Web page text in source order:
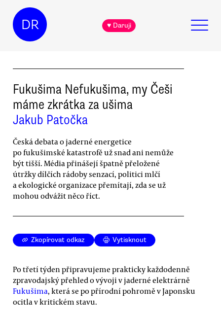
DR ♥ Daruji
Fukušima Nefukušima, my Češi
máme zkrátka za ušima
Jakub Patočka
Česká debata o jaderné energetice
po fukušimské katastrofě už snad ani nemůže
být tišší. Média přinášejí špatně přeložené
útržky dílčích rádoby senzací, politici mlčí
a ekologické organizace přemítají, zda se už
mohou odvážit něco říct.
Zkopírovat odkaz Vytisknout
Po třetí týden připravujeme prakticky každodenně
zpravodajský přehled o vývoji v jaderné elektrárně
Fukušima, která se po přírodní pohromě v Japonsku
ocitla v kritickém stavu.